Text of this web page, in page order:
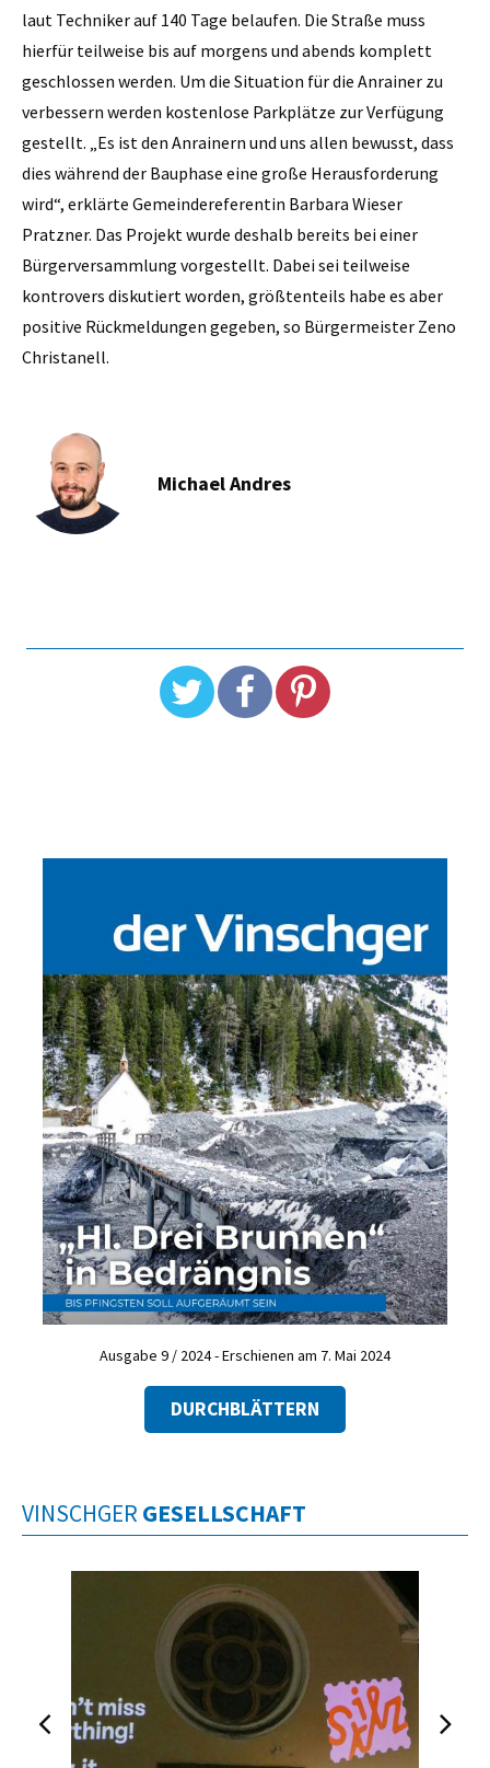
laut Techniker auf 140 Tage belaufen. Die Straße muss
hierfür teilweise bis auf morgens und abends komplett
geschlossen werden. Um die Situation für die Anrainer zu
verbessern werden kostenlose Parkplätze zur Verfügung
gestellt. „Es ist den Anrainern und uns allen bewusst, dass
dies während der Bauphase eine große Herausforderung
wird“, erklärte Gemeindereferentin Barbara Wieser
Pratzner. Das Projekt wurde deshalb bereits bei einer
Bürgerversammlung vorgestellt. Dabei sei teilweise
kontrovers diskutiert worden, größtenteils habe es aber
positive Rückmeldungen gegeben, so Bürgermeister Zeno
Christanell.
Michael Andres
Ausgabe 9 / 2024 - Erschienen am 7. Mai 2024
DURCHBLÄTTERN
VINSCHGER GESELLSCHAFT